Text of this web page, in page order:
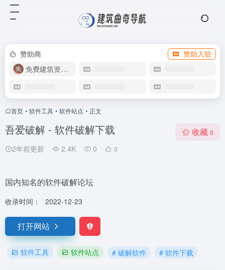
赞助商
赞助入驻
免费建筑资源库
首页 • 软件工具 • 软件站点 • 正文
吾爱破解 - 软件破解下载
2年前更新 2.4K 0 0
收藏 0
国内知名的软件破解论坛
收录时间： 2022-12-23
打开网站
软件工具 软件站点 # 破解软件 # 软件下载